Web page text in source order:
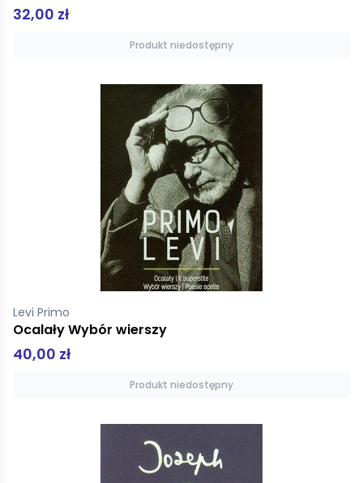
32,00 zł
Produkt niedostępny
Levi Primo
Ocalały Wybór wierszy
40,00 zł
Produkt niedostępny